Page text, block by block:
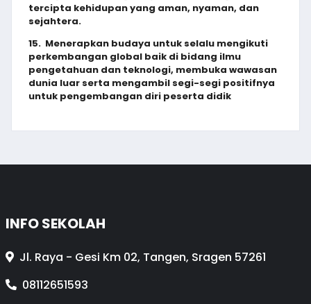
tercipta kehidupan yang aman, nyaman, dan
sejahtera.
15. Menerapkan budaya untuk selalu mengikuti
perkembangan global baik di bidang ilmu
pengetahuan dan teknologi, membuka wawasan
dunia luar serta mengambil segi-segi positifnya
untuk pengembangan diri peserta didik
INFO SEKOLAH
Jl. Raya - Gesi Km 02, Tangen, Sragen 57261
08112651593